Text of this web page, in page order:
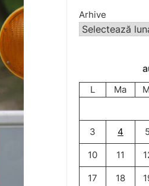
Arhive
L Ma
3 4 5
10 11
17 18